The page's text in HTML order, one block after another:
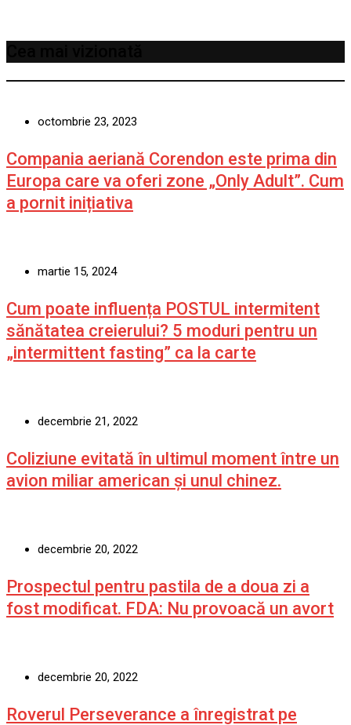
octombrie 23, 2023
Compania aeriană Corendon este prima din
Europa care va oferi zone „Only Adult”. Cum
a pornit inițiativa
martie 15, 2024
Cum poate influența POSTUL intermitent
sănătatea creierului? 5 moduri pentru un
„intermittent fasting” ca la carte
decembrie 21, 2022
Coliziune evitată în ultimul moment între un
avion miliar american şi unul chinez.
decembrie 20, 2022
Prospectul pentru pastila de a doua zi a
fost modificat. FDA: Nu provoacă un avort
decembrie 20, 2022
Roverul Perseverance a înregistrat pe